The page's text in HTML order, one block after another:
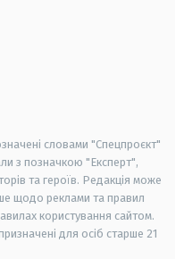
словами "Спецпроєкт"
з позначкою "Експерт",
та героїв. Редакція може
щодо реклами та правил
користування сайтом.
для осіб старше 21